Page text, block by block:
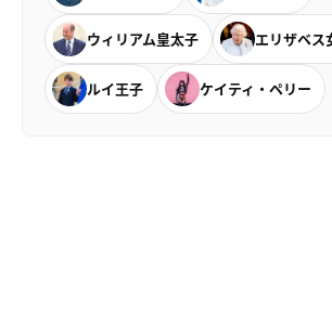
ウィリアム皇太子 エリザベス
ルイ王子 ケイティ・ペリー